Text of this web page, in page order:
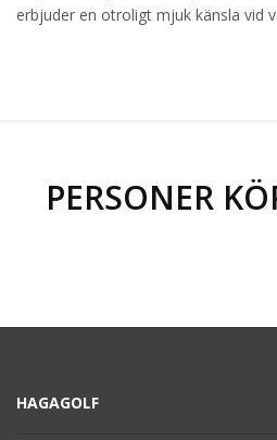
erbjuder en otroligt mjuk känsla vid
PERSONER
HAGAGOLF